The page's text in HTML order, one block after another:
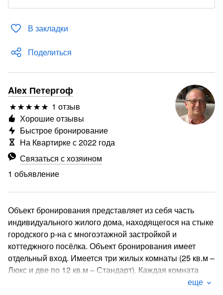
В закладки
Поделиться
Alex Петергоф
1 отзыв
Связаться с хозяином
1 объявление
Хорошие отзывы
Быстрое бронирование
На Квартирке с 2022 года
Объект бронирования представляет из себя часть
индивидуального жилого дома, находящегося на стыке
городского р-на с многоэтажной застройкой и
коттеджного посёлка. Объект бронирования имеет
отдельный вход. Имеется три жилых комнаты (25 кв.м –
Люкс и две по 12 кв.м – Стандарт). Каждая комната
еще